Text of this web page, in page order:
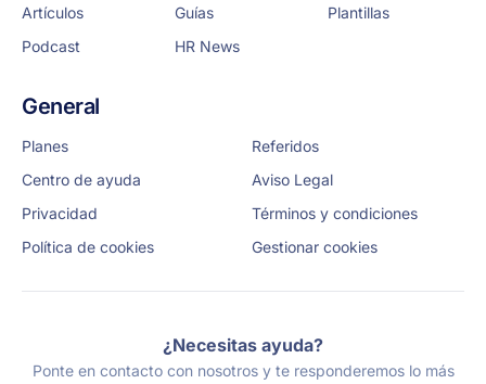
Artículos Guías
Plantillas
Podcast
HR News
General
Planes
Referidos
Centro de ayuda
Aviso Legal
Privacidad
Términos y condiciones
Política de cookies
Gestionar cookies
¿Necesitas ayuda?
Ponte en contacto con nosotros y te responderemos lo más